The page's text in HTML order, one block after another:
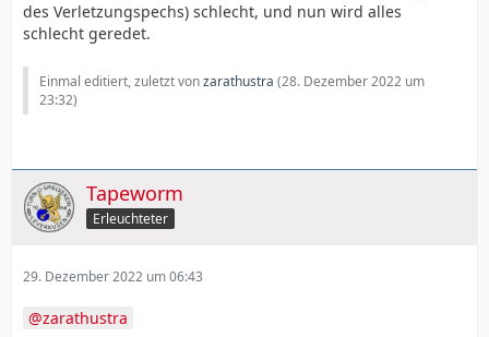
des Verletzungspechs) schlecht, und nun wird alles
schlecht geredet.
Einmal editiert, zuletzt vonzarathustra (28. Dezember 2022 um
23:32)
Tapeworm
Erleuchteter
29. Dezember 2022 um 06:43
zarathustra